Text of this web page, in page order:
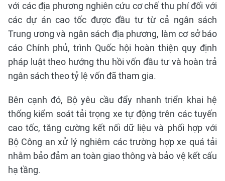
với các địa phương nghiên cứu cơ chế thu phí đối với
các dự án cao tốc được đầu tư từ cả ngân sách
Trung ương và ngân sách địa phương, làm cơ sở báo
cáo Chính phủ, trình Quốc hội hoàn thiện quy định
pháp luật theo hướng thu hồi vốn đầu tư và hoàn trả
ngân sách theo tỷ lệ vốn đã tham gia.
Bên cạnh đó, Bộ yêu cầu đẩy nhanh triển khai hệ
thống kiểm soát tải trọng xe tự động trên các tuyến
cao tốc, tăng cường kết nối dữ liệu và phối hợp với
Bộ Công an xử lý nghiêm các trường hợp xe quá tải
nhằm bảo đảm an toàn giao thông và bảo vệ kết cấu
hạ tầng.